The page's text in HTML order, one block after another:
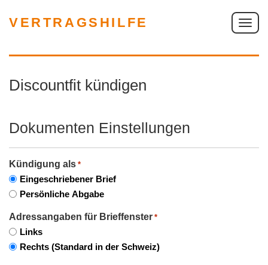
VERTRAGSHILFE
S
h
a
Discountfit kündigen
Dokumenten Einstellungen
Kündigung als *
Eingeschriebener Brief
Persönliche Abgabe
Adressangaben für Brieffenster *
Links
Rechts (Standard in der Schweiz)